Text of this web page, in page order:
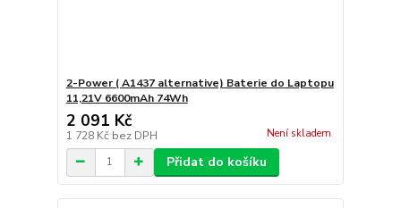
2-Power ( A1437 alternative) Baterie do Laptopu
11,21V 6600mAh 74Wh
2 091 Kč
1 728 Kč bez DPH Není skladem
Přidat do košíku